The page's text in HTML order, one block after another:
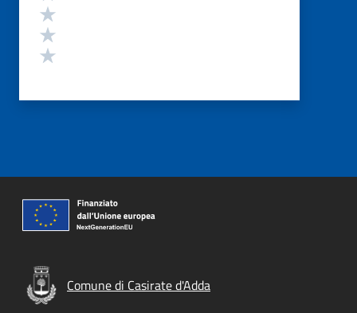
Comune di Casirate d'Adda